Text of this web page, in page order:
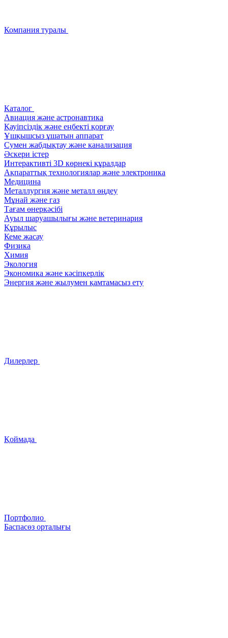
Компания туралы
Каталог
Авиация және астронавтика
Қауіпсіздік және еңбекті қорғау
Ұшқышсыз ұшатын аппарат
Сумен жабдықтау және канализация
Әскери істер
Интерактивті 3D көрнекі құралдар
Ақпараттық технологиялар және электроника
Медицина
Металлургия және металл өңдеу
Мұнай және газ
Тағам өнеркәсібі
Ауыл шаруашылығы және ветеринария
Құрылыс
Кеме жасау
Физика
Химия
Экология
Экономика және кәсіпкерлік
Энергия және жылумен қамтамасыз ету
Дилерлер
Қоймада
Портфолио
Баспасөз орталығы